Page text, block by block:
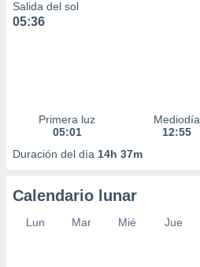
Salida del sol
05:36
Primera luz
05:01
Mediodía
12:55
Duración del día 14h 37m
Calendario lunar
Lun Mar Mié Jue